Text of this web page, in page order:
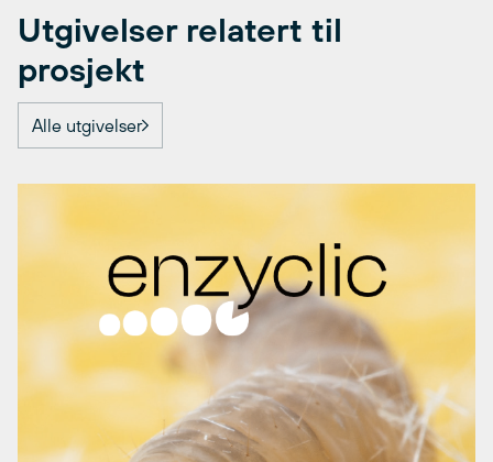
Utgivelser relatert til
prosjekt
Alle utgivelser